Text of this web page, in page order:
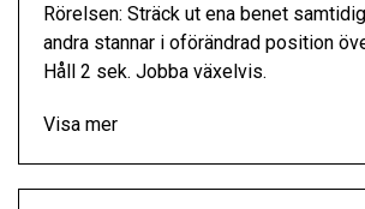
Rörelsen: Sträck ut ena benet
andra stannar i oförändrad position
Håll 2 sek. Jobba växelvis.
Visa mer